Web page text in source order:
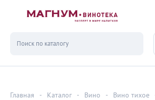
Главная - Каталог - Вино - Вино тихое